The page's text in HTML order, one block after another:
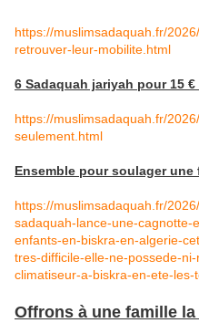
https://muslimsadaquah.fr/
retrouver-leur-mobilite.html
6 Sadaquah jariyah pour 15 €
https://muslimsadaquah.fr/
seulement.html
Ensemble pour soulager une
https://muslimsadaquah.fr/
sadaquah-lance-une-cagnotte-
enfants-en-biskra-en-algerie-
tres-difficile-elle-ne-possede-
climatiseur-a-biskra-en-ete-les-
Offrons à une famille